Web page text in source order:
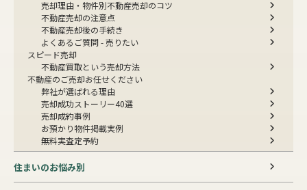
売却理由・物件別不動産売却のコツ
不動産売却の注意点
不動産売却後の手続き
よくあるご質問 - 売りたい
スピード売却
不動産買取という売却方法
不動産のご売却お任せください
弊社が選ばれる理由
売却成功ストーリー40選
売却成約事例
お預かり物件掲載実例
無料実査定予約
住まいのお悩み別